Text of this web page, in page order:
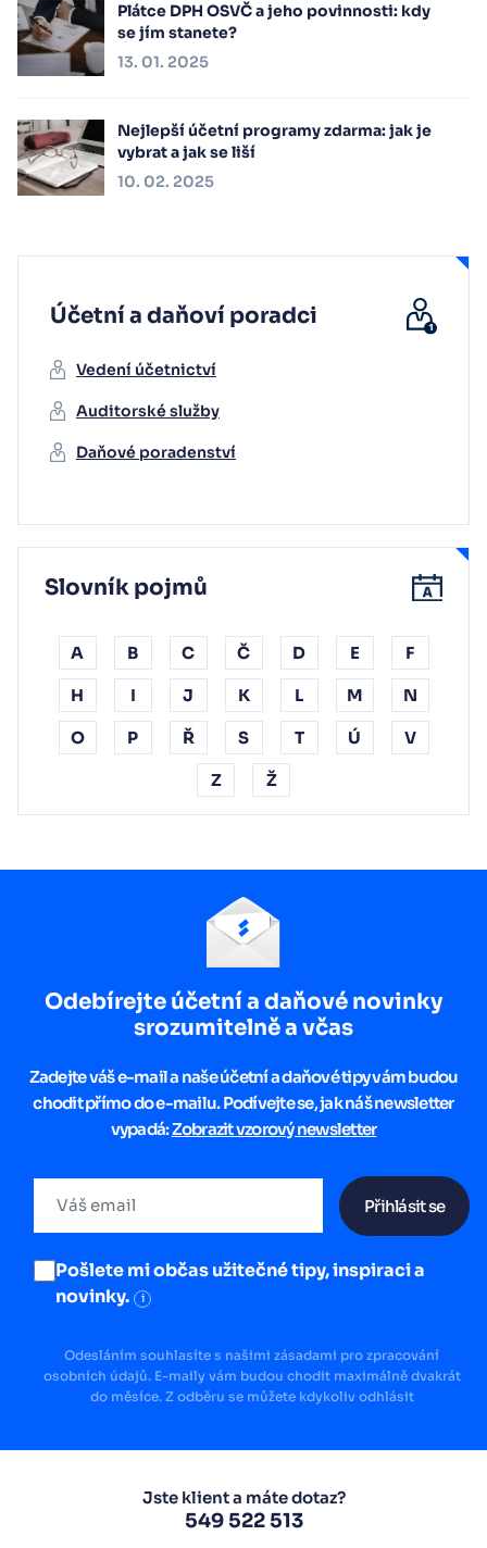
Plátce DPH OSVČ a jeho povinnosti: kdy
se jím stanete?
13. 01. 2025
Nejlepší účetní programy zdarma: jak je
vybrat a jak se liší
10. 02. 2025
Účetní a daňoví poradci
Vedení účetnictví
Auditorské služby
Daňové poradenství
Slovník pojmů
A B C Č D E F
H I J K L M N
O P Ř S T Ú V
Z Ž
Odebírejte účetní a daňové novinky
srozumitelně a včas
Zadejte váš e-mail a naše účetní a daňové tipy vám budou
chodit přímo do e-mailu. Podívejte se, jak náš newsletter
vypadá:Zobrazit vzorový newsletter
Přihlásit se
Pošlete mi občas užitečné tipy, inspiraci a
novinky.
i
Odesláním souhlasíte s našimi zásadami pro zpracování
osobních údajů. E-maily vám budou chodit maximálně dvakrát
do měsíce. Z odběru se můžete kdykoliv odhlásit
Jste klient a máte dotaz?
549 522 513